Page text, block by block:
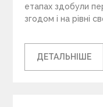
етапах здобули
згодом і на рівні
ДЕТАЛЬНІШЕ